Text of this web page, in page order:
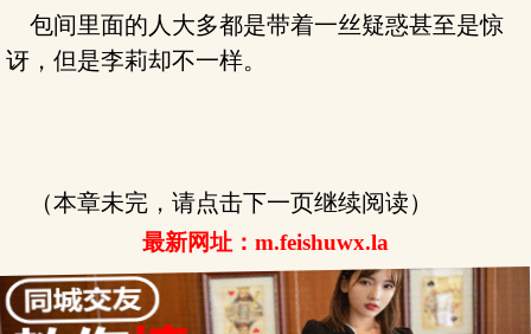
包间里面的人大多都是带着一丝疑惑甚至是惊
讶，但是李莉却不一样。
（本章未完，请点击下一页继续阅读）
最新网址：m.feishuwx.la